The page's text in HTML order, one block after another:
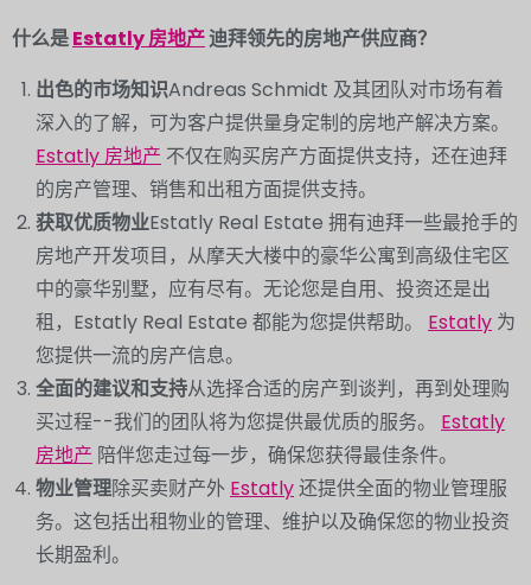
什么是Estatly 房地产迪拜领先的房地产供应商？
出色的市场知识Andreas Schmidt 及其团队对市场有着
深入的了解，可为客户提供量身定制的房地产解决方案。
Estatly 房地产 不仅在购买房产方面提供支持，还在迪拜
的房产管理、销售和出租方面提供支持。
获取优质物业Estatly Real Estate 拥有迪拜一些最抢手的
房地产开发项目，从摩天大楼中的豪华公寓到高级住宅区
中的豪华别墅，应有尽有。无论您是自用、投资还是出
租，Estatly Real Estate 都能为您提供帮助。 Estatly 为
您提供一流的房产信息。
全面的建议和支持从选择合适的房产到谈判，再到处理购
买过程--我们的团队将为您提供最优质的服务。 Estatly
房地产 陪伴您走过每一步，确保您获得最佳条件。
物业管理除买卖财产外 Estatly还提供全面的物业管理服
务。这包括出租物业的管理、维护以及确保您的物业投资
长期盈利。